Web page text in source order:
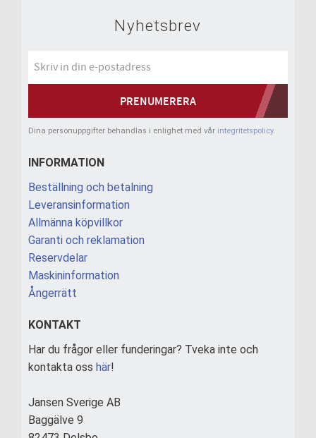
Nyhetsbrev
PRENUMERERA
Dina personuppgifter behandlas i enlighet med vår integritetspolicy.
INFORMATION
Beställning och betalning
Leveransinformation
Allmänna köpvillkor
Garanti och reklamation
Reservdelar
Maskininformation
Ångerrätt
KONTAKT
Har du frågor eller funderingar? Tveka inte och
kontakta oss här!
Jansen Sverige AB
Baggälve 9